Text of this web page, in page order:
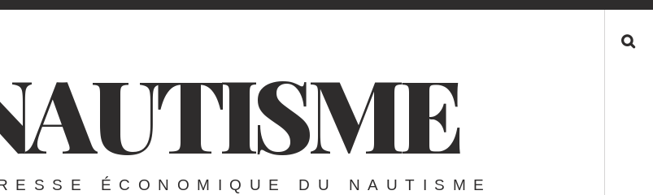
ÉCONOMIQUE DU NAUTISME